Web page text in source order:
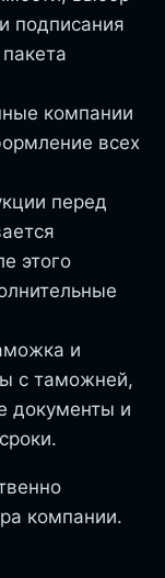
подписания
компании
всех
перед
этого
и
с таможней,
документы и
компании.